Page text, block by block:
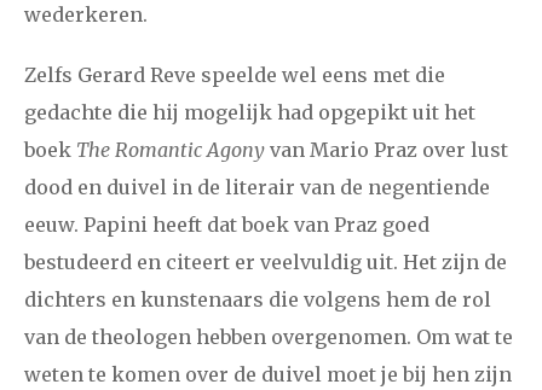
wederkeren.
Zelfs Gerard Reve speelde wel eens met die
gedachte die hij mogelijk had opgepikt uit het
boek The Romantic Agony van Mario Praz over lust
dood en duivel in de literair van de negentiende
eeuw. Papini heeft dat boek van Praz goed
bestudeerd en citeert er veelvuldig uit. Het zijn de
dichters en kunstenaars die volgens hem de rol
van de theologen hebben overgenomen. Om wat te
weten te komen over de duivel moet je bij hen zijn